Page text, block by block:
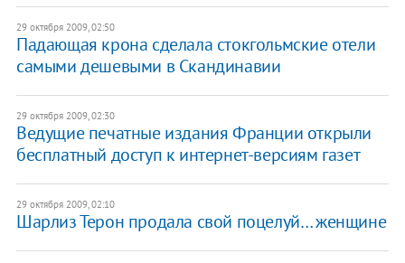
29 октября 2009, 02:50
Падающая крона сделала стокгольмские отели
самыми дешевыми в Скандинавии
29 октября 2009, 02:30
Ведущие печатные издания Франции открыли
бесплатный доступ к интернет-версиям газет
29 октября 2009, 02:10
Шарлиз Терон продала свой поцелуй… женщине